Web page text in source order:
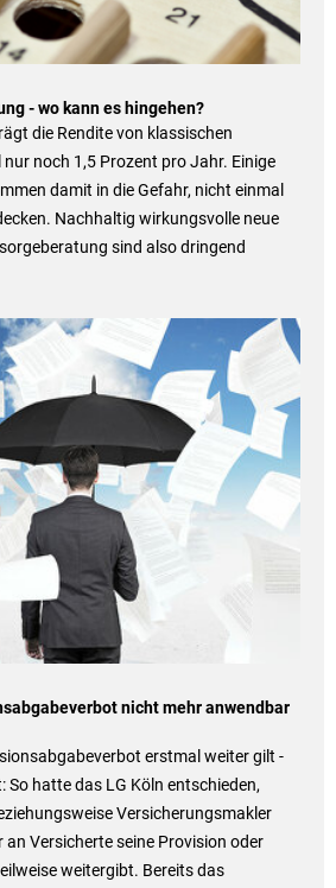
- wo kann es hingehen?
die Rendite von klassischen
noch 1,5 Prozent pro Jahr. Einige
damit in die Gefahr, nicht einmal
Nachhaltig wirkungsvolle neue
sind also dringend
nicht mehr anwendbar
erstmal weiter gilt -
So hatte das LG Köln entschieden,
Versicherungsmakler
an Versicherte seine Provision oder
weitergibt. Bereits das